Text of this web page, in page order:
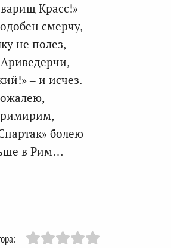
Красс!»
смерчу,
не полез,
– и исчез.
болею
в Рим…